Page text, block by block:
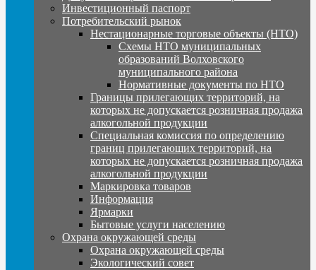
Инвестиционный паспорт
Потребительский рынок
Нестационарные торговые объекты (НТО)
Схемы НТО муниципальных
образований Волховского
муниципального района
Нормативные документы по НТО
Границы прилегающих территорий, на
которых не допускается розничная продажа
алкогольной продукции
Специальная комиссия по определению
границ прилегающих территорий, на
которых не допускается розничная продажа
алкогольной продукции
Маркировка товаров
Информация
Ярмарки
Бытовые услуги населению
Охрана окружающей среды
Охрана окружающей среды
Экологический совет